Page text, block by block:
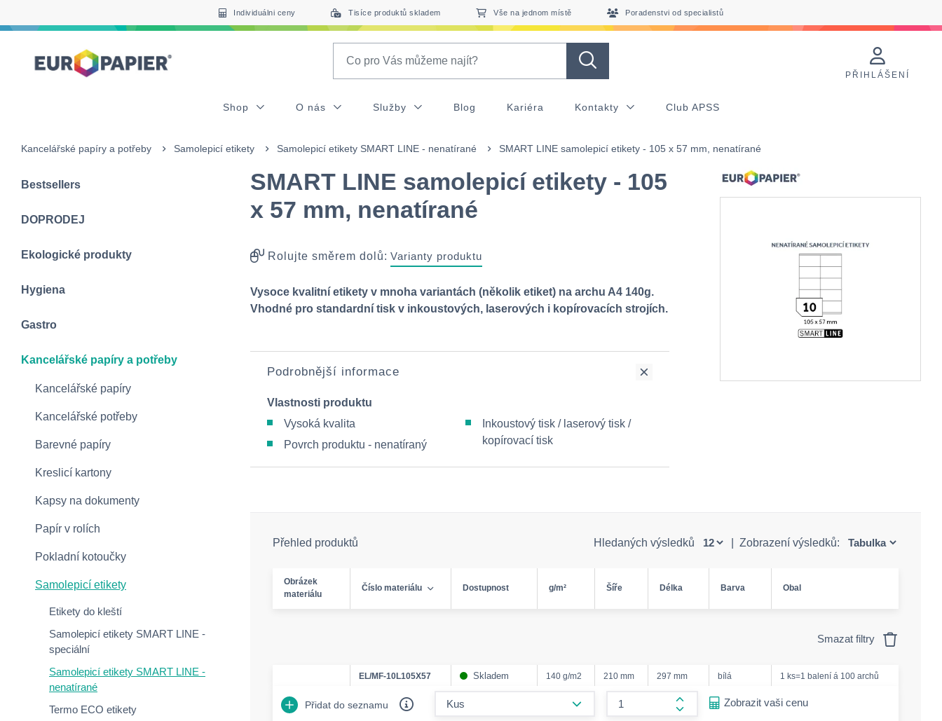
Individuálni ceny Tisíce produktů skladem Vše na jednom místě Poradenstvi od specialistů
PŘIHLÁŠENÍ
Shop O nás Služby Blog Kariéra Kontakty Club APSS
Kancelářské papíry a potřeby Samolepicí etikety Samolepicí etikety SMART LINE - nenatírané SMART LINE samolepicí etikety - 105 x 57 mm, nenatírané
Bestsellers
DOPRODEJ
Ekologické produkty
Hygiena
Gastro
Kancelářské papíry a potřeby
Kancelářské papíry
Kancelářské potřeby
Barevné papíry
Kreslicí kartony
Kapsy na dokumenty
Papír v rolích
Pokladní kotoučky
Samolepicí etikety
Etikety do kleští
Samolepicí etikety SMART LINE -
speciální
Samolepicí etikety SMART LINE -
nenatírané
Termo ECO etikety
SMART LINE samolepicí etikety - 105
x 57 mm, nenatírané
Rolujte směrem dolů: Varianty produktu
Vysoce kvalitní etikety v mnoha variantách (několik etiket) na archu A4 140g.
Vhodné pro standardní tisk v inkoustových, laserových i kopírovacích strojích.
Podrobnější informace
Vlastnosti produktu
Vysoká kvalita
Povrch produktu - nenatíraný
Inkoustový tisk / laserový tisk /
kopírovací tisk
Přehled produktů Hledaných výsledků Zobrazení výsledků:
Obrázek
materiálu
Číslo materiálu Dostupnost g/m² Šíře Délka Barva Obal
Smazat filtry
EL/MF-10L105X57 Skladem 140 g/m2 210 mm 297 mm bílá 1 ks=1 balení á 100 archů
Přidat do seznamu
form.increase-amount
Zobrazit vaši cenu